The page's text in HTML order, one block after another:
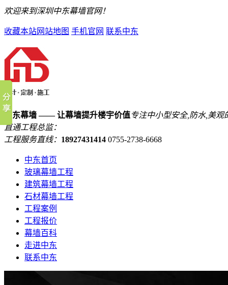
欢迎来到深圳中东幕墙官网！
收藏本站网站地图 手机官网 联系中东
中东幕墙 —— 让幕墙提升楼宇价值专注中小型安全,防水,美观
直通工程总监：
工程服务直线： 18927431414 0755-2738-6668
中东首页
玻璃幕墙工程
建筑幕墙工程
石材幕墙工程
工程案例
工程报价
幕墙百科
走进中东
联系中东